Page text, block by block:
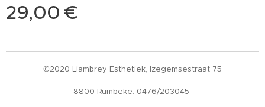
29,00 €
©2020 Liambrey Esthetiek, Izegemsestraat 75
8800 Rumbeke. 0476/203045